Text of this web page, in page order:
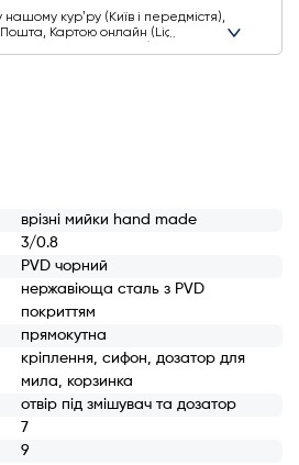
курʼру (Київ і передмістя),
Пошта, Картою онлайн (Liqpay,
врізні мийки hand made
3/0.8
PVD чорний
нержавіюща сталь з PVD
покриттям
прямокутна
кріплення, сифон, дозатор для
мила, корзинка
отвір під змішувач та дозатор
7
9